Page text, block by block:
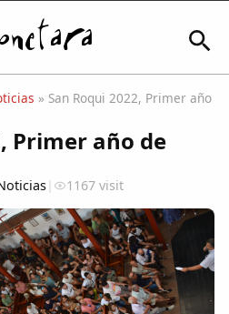
» San Roqui 2022, Primer año
Primer año de
| 1167 visit